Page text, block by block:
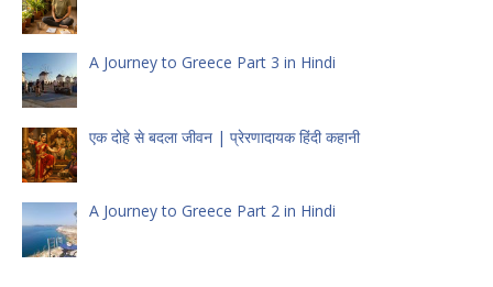
A Journey to Greece Part 3 in Hindi
एक दोहे से बदला जीवन | प्रेरणादायक हिंदी कहानी
A Journey to Greece Part 2 in Hindi